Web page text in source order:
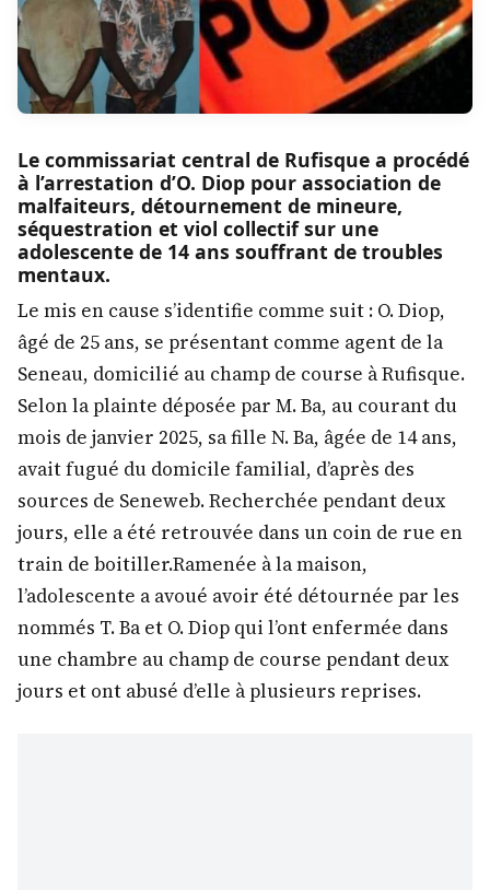
Le commissariat central de Rufisque a procédé
à l’arrestation d’O. Diop pour association de
malfaiteurs, détournement de mineure,
séquestration et viol collectif sur une
adolescente de 14 ans souffrant de troubles
mentaux.
Le mis en cause s’identifie comme suit : O. Diop,
âgé de 25 ans, se présentant comme agent de la
Seneau, domicilié au champ de course à Rufisque.
Selon la plainte déposée par M. Ba, au courant du
mois de janvier 2025, sa fille N. Ba, âgée de 14 ans,
avait fugué du domicile familial, d’après des
sources de Seneweb. Recherchée pendant deux
jours, elle a été retrouvée dans un coin de rue en
train de boitiller.Ramenée à la maison,
l’adolescente a avoué avoir été détournée par les
nommés T. Ba et O. Diop qui l’ont enfermée dans
une chambre au champ de course pendant deux
jours et ont abusé d’elle à plusieurs reprises.